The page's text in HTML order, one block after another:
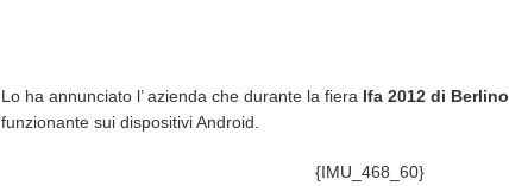
Lo ha annunciato l’ azienda che durante la fiera Ifa 2012 di Berlino
funzionante sui dispositivi Android.
{IMU_468_60}